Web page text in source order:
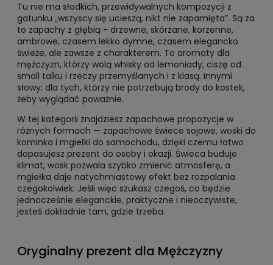
Tu nie ma słodkich, przewidywalnych kompozycji z
gatunku „wszyscy się ucieszą, nikt nie zapamięta”. Są za
to zapachy z głębią - drzewne, skórzane, korzenne,
ambrowe, czasem lekko dymne, czasem elegancko
świeże, ale zawsze z charakterem. To aromaty dla
mężczyzn, którzy wolą whisky od lemoniady, ciszę od
small talku i rzeczy przemyślanych i z klasą. Innymi
słowy: dla tych, którzy nie potrzebują brody do kostek,
żeby wyglądać poważnie.
W tej kategorii znajdziesz zapachowe propozycje w
różnych formach — zapachowe świece sojowe, woski do
kominka i mgiełki do samochodu, dzięki czemu łatwo
dopasujesz prezent do osoby i okazji. Świeca buduje
klimat, wosk pozwala szybko zmienić atmosferę, a
mgiełka daje natychmiastowy efekt bez rozpalania
czegokolwiek. Jeśli więc szukasz czegoś, co będzie
jednocześnie eleganckie, praktyczne i nieoczywiste,
jesteś dokładnie tam, gdzie trzeba.
Oryginalny prezent dla Mężczyzny